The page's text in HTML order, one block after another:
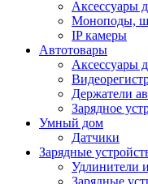
Аксессуары
Моноподы,
IP камеры
Автотовары
Аксессуары
Держатели
Зарядное
Умный дом
Датчики
Зарядные
Удлинители
Зарядные